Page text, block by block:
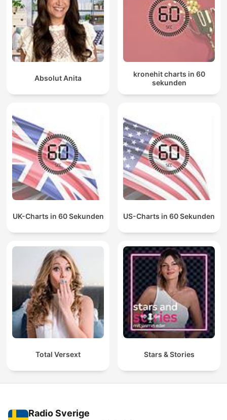
Absolut Anita
kronehit charts in 60
sekunden
UK-Charts in 60 Sekunden US-Charts in 60 Sekunden
Total Versext Stars & Stories
Radio Sverige